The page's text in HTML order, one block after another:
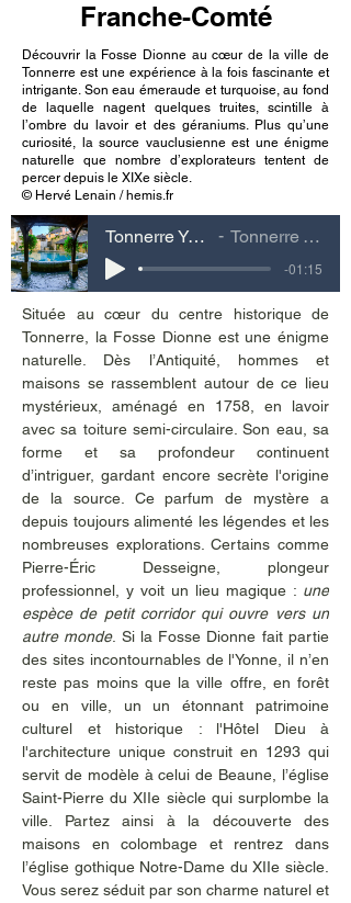
Franche-Comté
Découvrir la Fosse Dionne au cœur de la ville de
Tonnerre est une expérience à la fois fascinante et
intrigante. Son eau émeraude et turquoise, au fond
de laquelle nagent quelques truites, scintille à
l’ombre du lavoir et des géraniums. Plus qu’une
curiosité, la source vauclusienne est une énigme
naturelle que nombre d’explorateurs tentent de
percer depuis le XIXe siècle.
© Hervé Lenain / hemis.fr
Tonnerre Yonne, Bourgogne-Franche-Comté Tonnerre Yonne, Bourgogne-Franche-Comté
-01:15
Située au cœur du centre historique de
Tonnerre, la Fosse Dionne est une énigme
naturelle. Dès l’Antiquité, hommes et
maisons se rassemblent autour de ce lieu
mystérieux, aménagé en 1758, en lavoir
avec sa toiture semi-circulaire. Son eau, sa
forme et sa profondeur continuent
d’intriguer, gardant encore secrète l'origine
de la source. Ce parfum de mystère a
depuis toujours alimenté les légendes et les
nombreuses explorations. Certains comme
Pierre-Éric Desseigne, plongeur
professionnel, y voit un lieu magique : une
espèce de petit corridor qui ouvre vers un
autre monde. Si la Fosse Dionne fait partie
des sites incontournables de l'Yonne, il n’en
reste pas moins que la ville offre, en forêt
ou en ville, un un étonnant patrimoine
culturel et historique : l'Hôtel Dieu à
l'architecture unique construit en 1293 qui
servit de modèle à celui de Beaune, l’église
Saint-Pierre du XIIe siècle qui surplombe la
ville. Partez ainsi à la découverte des
maisons en colombage et rentrez dans
l’église gothique Notre-Dame du XIIe siècle.
Vous serez séduit par son charme naturel et